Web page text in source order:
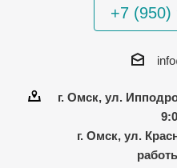
+7 (950)
г. Омск, ул.
г. Омск, ул.